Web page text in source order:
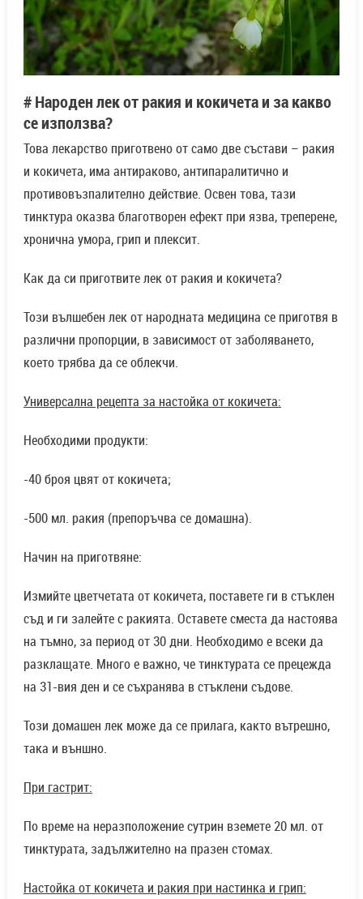
#Народен лек от ракия и кокичета и за какво
се използва?
Това лекарство приготвено от само две състави – ракия
и кокичета, има антираково, антипаралитично и
противовъзпалително действие. Освен това, тази
тинктура оказва благотворен ефект при язва, треперене,
хронична умора, грип и плексит.
Как да си приготвите лек от ракия и кокичета?
Този вълшебен лек от народната медицина се приготвя в
различни пропорции, в зависимост от заболяването,
което трябва да се облекчи.
Универсална рецепта за настойка от кокичета:
Необходими продукти:
-40 броя цвят от кокичета;
-500 мл. ракия (препоръчва се домашна).
Начин на приготвяне:
Измийте цветчетата от кокичета, поставете ги в стъклен
съд и ги залейте с ракията. Оставете сместа да настоява
на тъмно, за период от 30 дни. Необходимо е всеки да
разклащате. Много е важно, че тинктурата се прецежда
на 31-вия ден и се съхранява в стъклени съдове.
Този домашен лек може да се прилага, както вътрешно,
така и външно.
При гастрит:
По време на неразположение сутрин вземете 20 мл. от
тинктурата, задължително на празен стомах.
Настойка от кокичета и ракия при настинка и грип: